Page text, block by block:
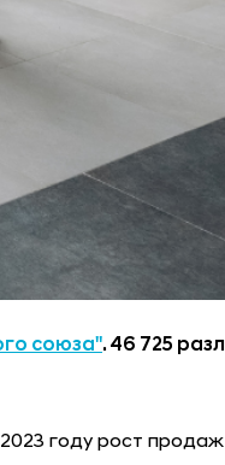
союза". 46 725
2023 году рост